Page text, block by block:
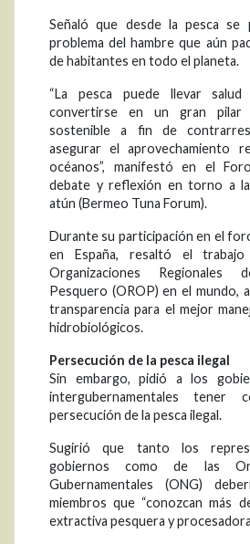
Señaló que desde la pesca se
problema del hambre que aún
de habitantes en todo el planeta.
“La pesca puede llevar
convertirse en un gran pilar
sostenible a fin de
asegurar el aprovechamiento
océanos”, manifestó en el
debate y reflexión en torno a
atún (Bermeo Tuna Forum).
Durante su participación en el
en España, resaltó el
Organizaciones Regionales
Pesquero (OROP) en el mundo,
transparencia para el mejor
hidrobiológicos.
Persecución de la pesca ilegal
Sin embargo, pidió a los
intergubernamentales tener
persecución de la pesca ilegal.
Sugirió que tanto los
gobiernos como de las
Gubernamentales (ONG)
miembros que “conozcan más
extractiva pesquera y